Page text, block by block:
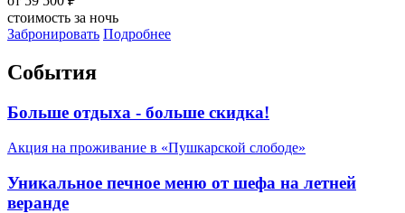
стоимость за ночь
Забронировать Подробнее
События
Больше отдыха - больше скидка!
Акция на проживание в «Пушкарской слободе»
Уникальное печное меню от шефа на летней
веранде